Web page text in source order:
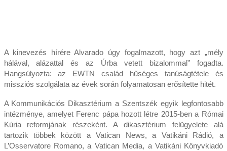
A kinevezés hírére Alvarado úgy fogalmazott, hogy azt „mély
hálával, alázattal és az Úrba vetett bizalommal” fogadta.
Hangsúlyozta: az EWTN család hűséges tanúságtétele és
missziós szolgálata az évek során folyamatosan erősítette hitét.
A Kommunikációs Dikasztérium a Szentszék egyik legfontosabb
intézménye, amelyet Ferenc pápa hozott létre 2015-ben a Római
Kúria reformjának részeként. A dikasztérium felügyelete alá
tartozik többek között a Vatican News, a Vatikáni Rádió, a
L’Osservatore Romano, a Vatican Media, a Vatikáni Könyvkiadó